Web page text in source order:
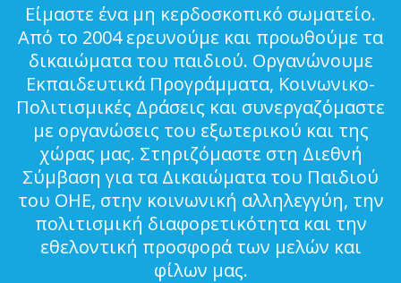
Είμαστε ένα μη κερδοσκοπικό σωματείο.
Από το 2004 ερευνούμε και προωθούμε τα
δικαιώματα του παιδιού. Οργανώνουμε
Εκπαιδευτικά Προγράμματα, Κοινωνικο-
Πολιτισμικές Δράσεις και συνεργαζόμαστε
με οργανώσεις του εξωτερικού και της
χώρας μας. Στηριζόμαστε στη Διεθνή
Σύμβαση για τα Δικαιώματα του Παιδιού
του ΟΗΕ, στην κοινωνική αλληλεγγύη, την
πολιτισμική διαφορετικότητα και την
εθελοντική προσφορά των μελών και
φίλων μας.